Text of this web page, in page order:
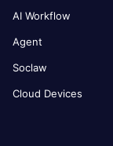
AI Workflow
Agent
Soclaw
Cloud Devices